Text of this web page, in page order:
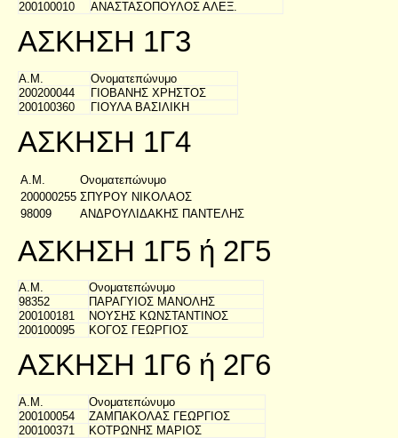
200100010 ΑΝΑΣΤΑΣΟΠΟΥΛΟΣ ΑΛΕΞ.
ΑΣΚΗΣΗ 1Γ3
Α.Μ.
Ονοματεπώνυμο
200200044
ΓΙΟΒΑΝΗΣ ΧΡΗΣΤΟΣ
200100360
ΓΙΟΥΛΑ ΒΑΣΙΛΙΚΗ
ΑΣΚΗΣΗ 1Γ4
Α.Μ.
Ονοματεπώνυμο
200000255 ΣΠΥΡΟΥ ΝΙΚΟΛΑΟΣ
98009
ΑΝΔΡΟΥΛΙΔΑΚΗΣ ΠΑΝΤΕΛΗΣ
ΑΣΚΗΣΗ 1Γ5 ή 2Γ5
Α.Μ.
Ονοματεπώνυμο
98352
ΠΑΡΑΓΥΙΟΣ ΜΑΝΟΛΗΣ
200100181
ΝΟΥΣΗΣ ΚΩΝΣΤΑΝΤΙΝΟΣ
200100095
ΚΟΓΟΣ ΓΕΩΡΓΙΟΣ
ΑΣΚΗΣΗ 1Γ6 ή 2Γ6
Α.Μ.
Ονοματεπώνυμο
200100054
ΖΑΜΠΑΚΟΛΑΣ ΓΕΩΡΓΙΟΣ
200100371
ΚΟΤΡΩΝΗΣ ΜΑΡΙΟΣ